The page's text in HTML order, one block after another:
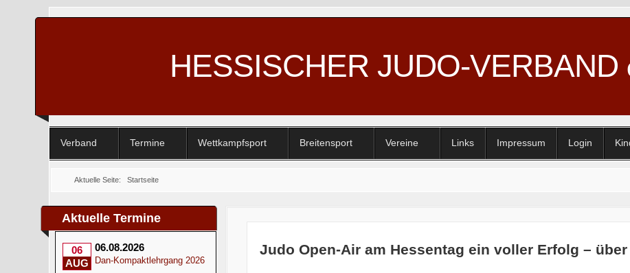
HESSISCHER JUDO-VERBAND
Verband Termine Wettkampfsport Breitensport Vereine Links Impressum Login
Aktuelle Seite:Startseite
Aktuelle Termine
06
AUG
06.08.2026
Dan-Kompaktlehrgang 2026
Judo Open-Air am Hessentag ein voller Erfolg –